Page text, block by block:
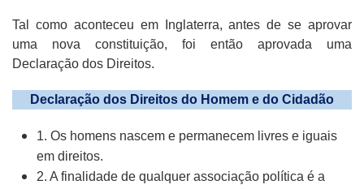
Tal como aconteceu em Inglaterra, antes de se aprovar
uma nova constituição, foi então aprovada uma
Declaração dos Direitos.
Declaração dos Direitos do Homem e do Cidadão
1. Os homens nascem e permanecem livres e iguais
em direitos.
2. A finalidade de qualquer associação política é a